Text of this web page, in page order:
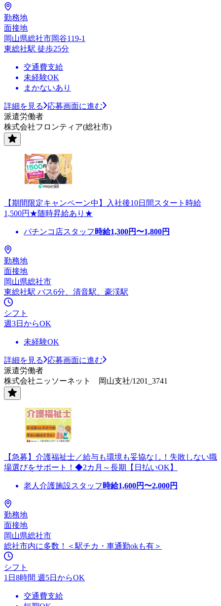
勤務地
面接地
岡山県総社市岡谷119-1
東総社駅 徒歩25分
交通費支給
未経験OK
まかないあり
詳細を見る
応募画面に進む
派遣労働者
株式会社フロンティア(総社市)
【期間限定キャンペーン中】入社後10日間スタート時給
1,500円★随時昇給あり★
パチンコ店スタッフ 時給1,300円〜1,800円
勤務地
面接地
岡山県総社市
東総社駅 バス6分、清音駅、豪渓駅
シフト
週3日からOK
未経験OK
詳細を見る
応募画面に進む
派遣労働者
株式会社ニッソーネット 岡山支社/1201_3741
【急募】介護福祉士／給与も環境も妥協なし！失敗しない職
場選びをサポート！◆2カ月～長期【日払いOK】
老人介護施設スタッフ 時給1,600円〜2,000円
勤務地
面接地
岡山県総社市
総社市内に多数！＜駅チカ・車通勤okも有＞
シフト
1日8時間 週5日からOK
交通費支給